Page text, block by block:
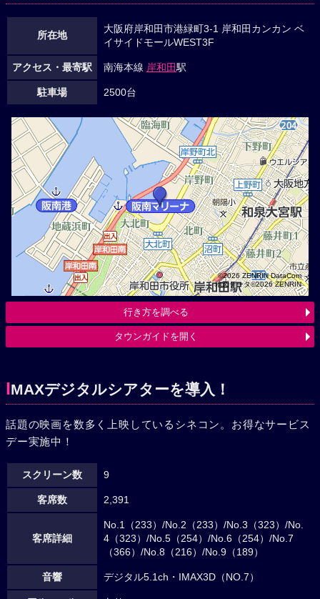
所在地
大阪府岸和田市港緑町3-1 岸和田カンカン ベ
イサイドモールWEST3F
アクセス・最寄駅 南海本線 岸和田駅
駐車場 2500台
©2026 ZENRIN DataCom
地図データ©2026 ZENRIN
行き方を調べる
タウンガイドを開く
IMAXデジタルシアターを導入！
話題の映画を数多く上映しているシネコン。お得なサービス
デー実施中！
スクリーン数 9
客席数 2,391
客席詳細
No.1（233）/No.2（233）/No.3（323）/No.
4（323）/No.5（254）/No.6（254）/No.7
（366）/No.8（216）/No.9（189）
音響 デジタル5.1ch・IMAX3D（NO.7）